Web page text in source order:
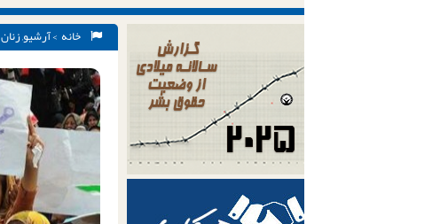
خانه >آرشیو,زنان